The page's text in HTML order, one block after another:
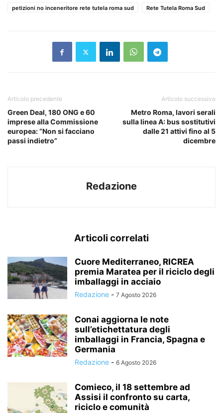
petizioni no inceneritore rete tutela roma sud
Rete Tutela Roma Sud
Articolo precedente
Green Deal, 180 ONG e 60
imprese alla Commissione
europea: “Non si facciano
passi indietro”
Articolo successivo
Metro Roma, lavori serali
sulla linea A: bus sostitutivi
dalle 21 attivi fino al 5
dicembre
Redazione
Articoli correlati
Cuore Mediterraneo, RICREA
premia Maratea per il riciclo degli
imballaggi in acciaio
Redazione - 7 Agosto 2026
Conai aggiorna le note
sull’etichettatura degli
imballaggi in Francia, Spagna e
Germania
Redazione - 6 Agosto 2026
Comieco, il 18 settembre ad
Assisi il confronto su carta,
riciclo e comunità